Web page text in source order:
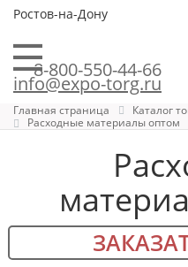
Ростов-на-Дону
8-800-550-44-66
info@expo-torg.ru
Главная страница
Каталог
Расходные материалы оптом